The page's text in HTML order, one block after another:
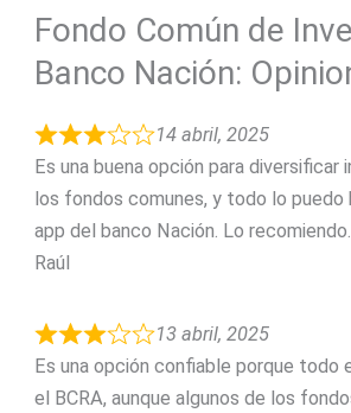
Fondo Común de
Banco Nación:
14 abril, 2025
Es una buena opción para diversificar
los fondos comunes, y todo lo puedo
app del banco Nación. Lo recomiendo.
Raúl
13 abril, 2025
Es una opción confiable porque todo
el BCRA, aunque algunos de los